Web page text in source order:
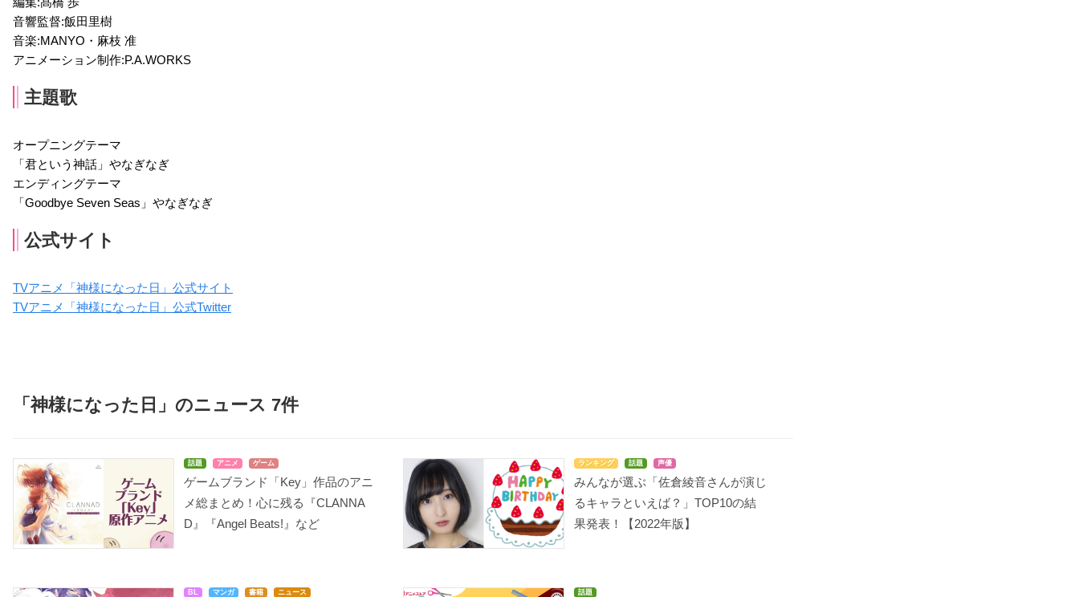
音響監督:飯田里樹
音楽:MANYO・麻枝 准
アニメーション制作:P.A.WORKS
主題歌
オープニングテーマ
「君という神話」やなぎなぎ
エンディングテーマ
「Goodbye Seven Seas」やなぎなぎ
公式サイト
TVアニメ「神様になった日」公式サイト
TVアニメ「神様になった日」公式Twitter
「神様になった日」のニュース 7件
話題 アニメ ゲーム
ゲームブランド「Key」作品のアニ
メ総まとめ！心に残る『CLANNA
D』『Angel Beats!』など
ランキング 話題 声優
みんなが選ぶ「佐倉綾音さんが演じ
るキャラといえば？」TOP10の結
果発表！【2022年版】
BL マンガ 書籍 ニュース 話題